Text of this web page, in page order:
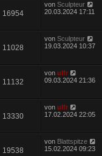
16954
von Sculpteur
20.03.2024 17:11
11028
von Sculpteur
19.03.2024 10:37
11132
von ulfr
09.03.2024 21:36
13330
von ulfr
17.02.2024 22:05
19538
von Blattspitze
15.02.2024 09:23